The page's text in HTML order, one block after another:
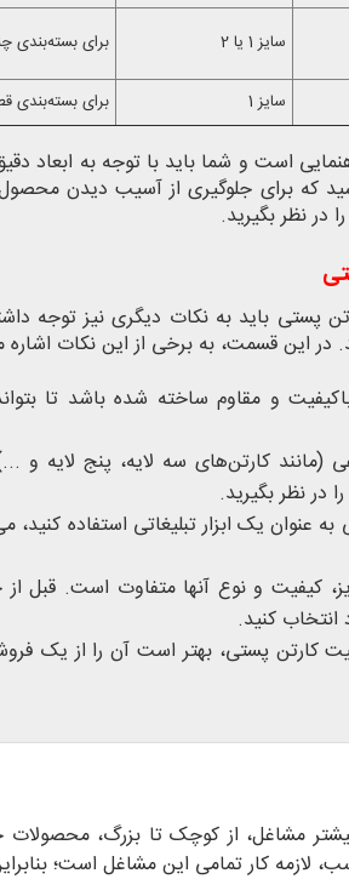
سایز 1 یا 2 برای بسته‌بندی
سایز 1 برای
است و شما باید با توجه به ابعاد
که برای جلوگیری از آسیب دیدن
در نظر بگیرید.
پستی باید به نکات دیگری نیز توجه
در این قسمت، به برخی از این نکات اشاره
و مقاوم ساخته شده باشد تا
(مانند کارتن‌های سه لایه، پنج لایه و
نظر بگیرید.
عنوان یک ابزار تبلیغاتی استفاده
کیفیت و نوع آنها متفاوت است. قبل
انتخاب کنید.
کارتن پستی، بهتر است آن را از یک
مشاغل، از کوچک تا بزرگ،
کار تمامی این مشاغل است؛